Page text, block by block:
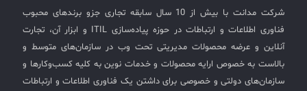
شرکت مدانت با بیش از 10 سال سابقه تجاری جزو برندهای محبوب
فناوری اطلاعات و ارتباطات در حوزه پیاده‌سازی ITIL و ابزار آن، تجارت
آنلاین و عرضه محصولات مدیریتی تحت وب در سازمان‌های متوسط و
بالاست به خصوص ارایه محصولات و خدمات نوین به کلیه کسب‌وکارها و
سازمان‌های دولتی و خصوصی برای داشتن یک فناوری اطلاعات و ارتباطات